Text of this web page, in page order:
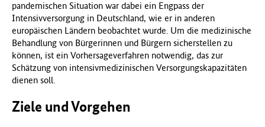
pandemischen Situation war dabei ein Engpass der
Intensivversorgung in Deutschland, wie er in anderen
europäischen Ländern beobachtet wurde. Um die medizinische
Behandlung von Bürgerinnen und Bürgern sicherstellen zu
können, ist ein Vorhersageverfahren notwendig, das zur
Schätzung von intensivmedizinischen Versorgungskapazitäten
dienen soll.
Ziele und Vorgehen